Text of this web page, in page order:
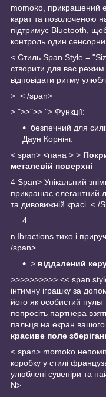
momoko, прикрашений
карат та позолоченою
підтримує Bluetooth,
контроль один
< Стиль Span Style =
створити для вас режим
відповідати ритму
> < /span>
> ">>">> "> Функції:
безпечний для
Даун Корнінг.
< span> <пана > >
металевій поверхні
4 Span> Унікальний
прикрашає елегантний
та дивовижній красі. < /
4
в Ibractions тихо і
/span>
> віддалений
>>>>>>>>>> << span
інтимну іграшку за
його як особистий
попросіть партнера
пальця на екран
красиве поле
< span> momoko
коробку у стилі
улюблені сувеніри та
N>